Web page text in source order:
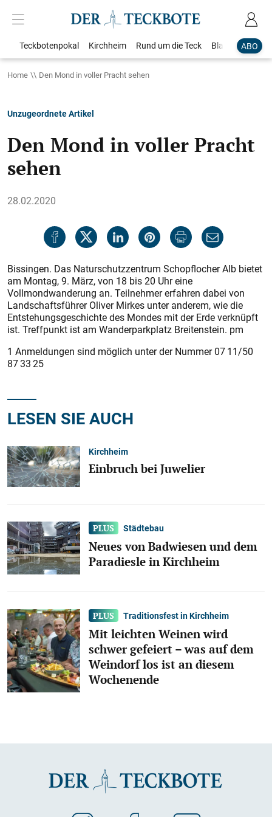
ABO
Teckbotenpokal Kirchheim Rund um die Teck Blaulicht
Home Den Mond in voller Pracht sehen
Unzugeordnete Artikel
Den Mond in voller Pracht
sehen
28.02.2020
Bissingen. Das Naturschutzzentrum Schopflocher Alb bietet
am Montag, 9. März, von 18 bis 20 Uhr eine
Vollmondwanderung an. Teilnehmer erfahren dabei von
Landschaftsführer Oliver Mirkes unter anderem, wie die
Entstehungsgeschichte des Mondes mit der Erde verknüpft
ist. Treffpunkt ist am Wanderparkplatz Breitenstein. pm
1 Anmeldungen sind möglich unter der Nummer 07 11/50
87 33 25
LESEN SIE AUCH
Kirchheim
Einbruch bei Juwelier
Städtebau
Neues von Badwiesen und dem
Paradiesle in Kirchheim
Traditionsfest in Kirchheim
Mit leichten Weinen wird
schwer gefeiert – was auf dem
Weindorf los ist an diesem
Wochenende